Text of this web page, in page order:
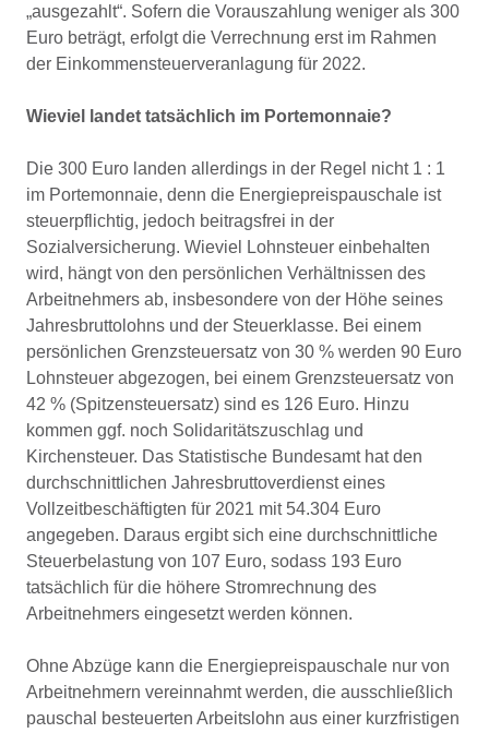
„ausgezahlt“. Sofern die Vorauszahlung weniger als 300
Euro beträgt, erfolgt die Verrechnung erst im Rahmen
der Einkommensteuerveranlagung für 2022.
Wieviel landet tatsächlich im Portemonnaie?
Die 300 Euro landen allerdings in der Regel nicht 1 : 1
im Portemonnaie, denn die Energiepreispauschale ist
steuerpflichtig, jedoch beitragsfrei in der
Sozialversicherung. Wieviel Lohnsteuer einbehalten
wird, hängt von den persönlichen Verhältnissen des
Arbeitnehmers ab, insbesondere von der Höhe seines
Jahresbruttolohns und der Steuerklasse. Bei einem
persönlichen Grenzsteuersatz von 30 % werden 90 Euro
Lohnsteuer abgezogen, bei einem Grenzsteuersatz von
42 % (Spitzensteuersatz) sind es 126 Euro. Hinzu
kommen ggf. noch Solidaritätszuschlag und
Kirchensteuer. Das Statistische Bundesamt hat den
durchschnittlichen Jahresbruttoverdienst eines
Vollzeitbeschäftigten für 2021 mit 54.304 Euro
angegeben. Daraus ergibt sich eine durchschnittliche
Steuerbelastung von 107 Euro, sodass 193 Euro
tatsächlich für die höhere Stromrechnung des
Arbeitnehmers eingesetzt werden können.
Ohne Abzüge kann die Energiepreispauschale nur von
Arbeitnehmern vereinnahmt werden, die ausschließlich
pauschal besteuerten Arbeitslohn aus einer kurzfristigen